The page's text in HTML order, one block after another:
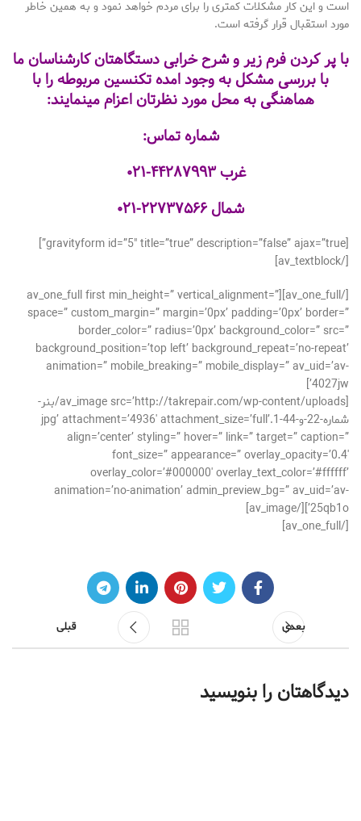
است و این کار مشکلات کمتری را برای مردم خواهد نمود و به همین خاطر
مورد استقبال قرار گرفته است.
با پر کردن فرم زیر و شرح خرابی دستگاهتان کارشناسان ما
با بررسی مشکل به وجود امده تکنسین مربوطه را با
هماهنگی به محل مورد نظرتان اعزام مینمایند:
شماره تماس:
غرب۴۴۲۸۷۹۹۳-۰۲۱
شمال۲۲۷۳۷۵۶۶-۰۲۱
[gravityform id=”5″ title=”true” description=”false” ajax=”true”]
[/av_textblock]
[/av_one_full][av_one_full first min_height=” vertical_alignment=”
space=” custom_margin=” margin=’0px’ padding=’0px’ border=”
border_color=” radius=’0px’ background_color=” src=”
background_position=’top left’ background_repeat=’no-repeat’
animation=” mobile_breaking=” mobile_display=” av_uid=’av-
4027jw’]
[av_image src=’http://takrepair.com/wp-content/uploads/بنر-
شماره-22-و-44-1.jpg’ attachment=’4936′ attachment_size=’full’
align=’center’ styling=” hover=” link=” target=” caption=”
font_size=” appearance=” overlay_opacity=’0.4′
overlay_color=’#000000′ overlay_text_color=’#ffffff’
animation=’no-animation’ admin_preview_bg=” av_uid=’av-
25qb1o’][/av_image]
[/av_one_full]
بعدی قبلی
دیدگاهتان را بنویسید